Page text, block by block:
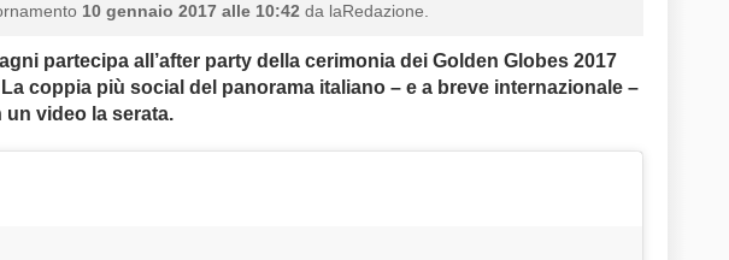
10 gennaio 2017 alle 10:42 da laRedazione.
partecipa all’after party della cerimonia dei Golden Globes 2017
coppia più social del panorama italiano – e a breve internazionale –
un video la serata.